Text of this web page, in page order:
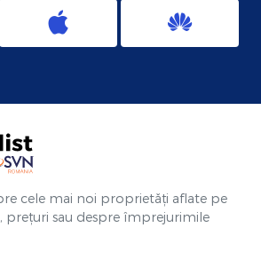
cele mai noi proprietăți aflate pe
prețuri sau despre împrejurimile